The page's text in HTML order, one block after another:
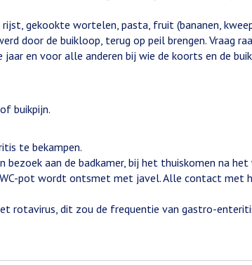
gekookte wortelen, pasta, fruit (bananen,
door de buikloop, terug op peil brengen. Vraag
en voor alle anderen bij wie de koorts en de
buikpijn.
te bekampen.
aan de badkamer, bij het thuiskomen na
pot wordt ontsmet met javel. Alle contact met
rotavirus, dit zou de frequentie van gastro-